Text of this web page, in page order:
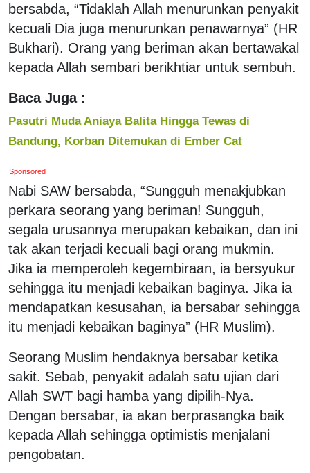
bersabda, “Tidaklah Allah menurunkan penyakit
kecuali Dia juga menurunkan penawarnya” (HR
Bukhari). Orang yang beriman akan bertawakal
kepada Allah sembari berikhtiar untuk sembuh.
Baca Juga :
Pasutri Muda Aniaya Balita Hingga Tewas di
Bandung, Korban Ditemukan di Ember Cat
Sponsored
Nabi SAW bersabda, “Sungguh menakjubkan
perkara seorang yang beriman! Sungguh,
segala urusannya merupakan kebaikan, dan ini
tak akan terjadi kecuali bagi orang mukmin.
Jika ia memperoleh kegembiraan, ia bersyukur
sehingga itu menjadi kebaikan baginya. Jika ia
mendapatkan kesusahan, ia bersabar sehingga
itu menjadi kebaikan baginya” (HR Muslim).
Seorang Muslim hendaknya bersabar ketika
sakit. Sebab, penyakit adalah satu ujian dari
Allah SWT bagi hamba yang dipilih-Nya.
Dengan bersabar, ia akan berprasangka baik
kepada Allah sehingga optimistis menjalani
pengobatan.